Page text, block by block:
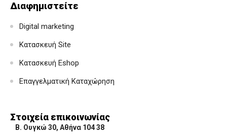
Διαφημιστείτε
Digital marketing
Κατασκευή Site
Κατασκευή Eshop
Επαγγελματική Καταχώρηση
Στοιχεία επικοινωνίας
Β. Ουγκώ 30, Αθήνα 104 38